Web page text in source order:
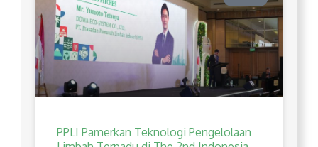
PPLI Pamerkan Teknologi Pengelolaan